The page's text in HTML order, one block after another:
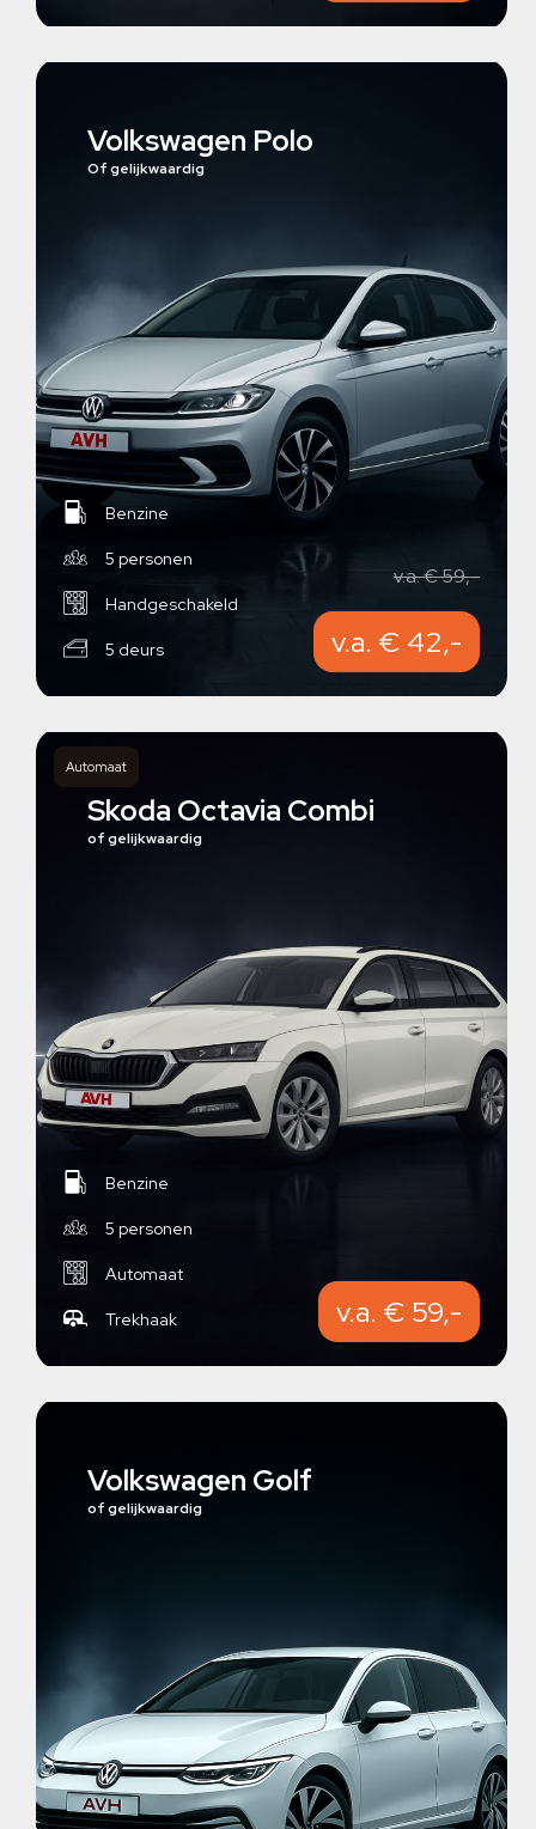
Volkswagen Polo
Of gelijkwaardig
Benzine
5 personen
Handgeschakeld
5 deurs
v.a. € 59,-
v.a. € 42,-
Automaat
Skoda Octavia Combi
of gelijkwaardig
Benzine
5 personen
Automaat
Trekhaak v.a. € 59,-
Volkswagen Golf
of gelijkwaardig